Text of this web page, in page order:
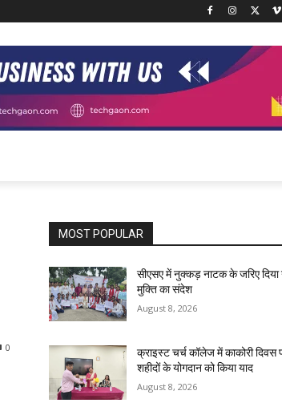
0
MOST POPULAR
सीएसए में नुक्कड़ नाटक के जरिए दिया
मुक्ति का संदेश
August 8, 2026
क्राइस्ट चर्च कॉलेज में काकोरी दिवस
शहीदों के योगदान को किया याद
August 8, 2026